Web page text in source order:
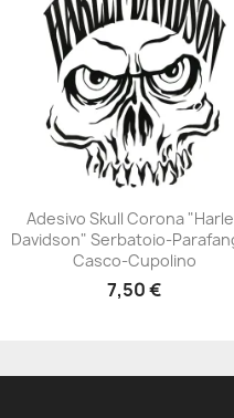
+23
Adesivo Skull Corona
Davidson" Serbatoio-
Casco-Cupolino
7,50 €